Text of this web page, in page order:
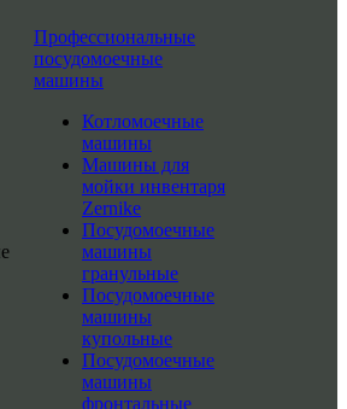
Профессиональные
посудомоечные
машины
Котломоечные
машины
Машины для
мойки инвентаря
Zernike
Посудомоечные
машины
гранульные
Посудомоечные
машины
купольные
Посудомоечные
машины
фронтальные